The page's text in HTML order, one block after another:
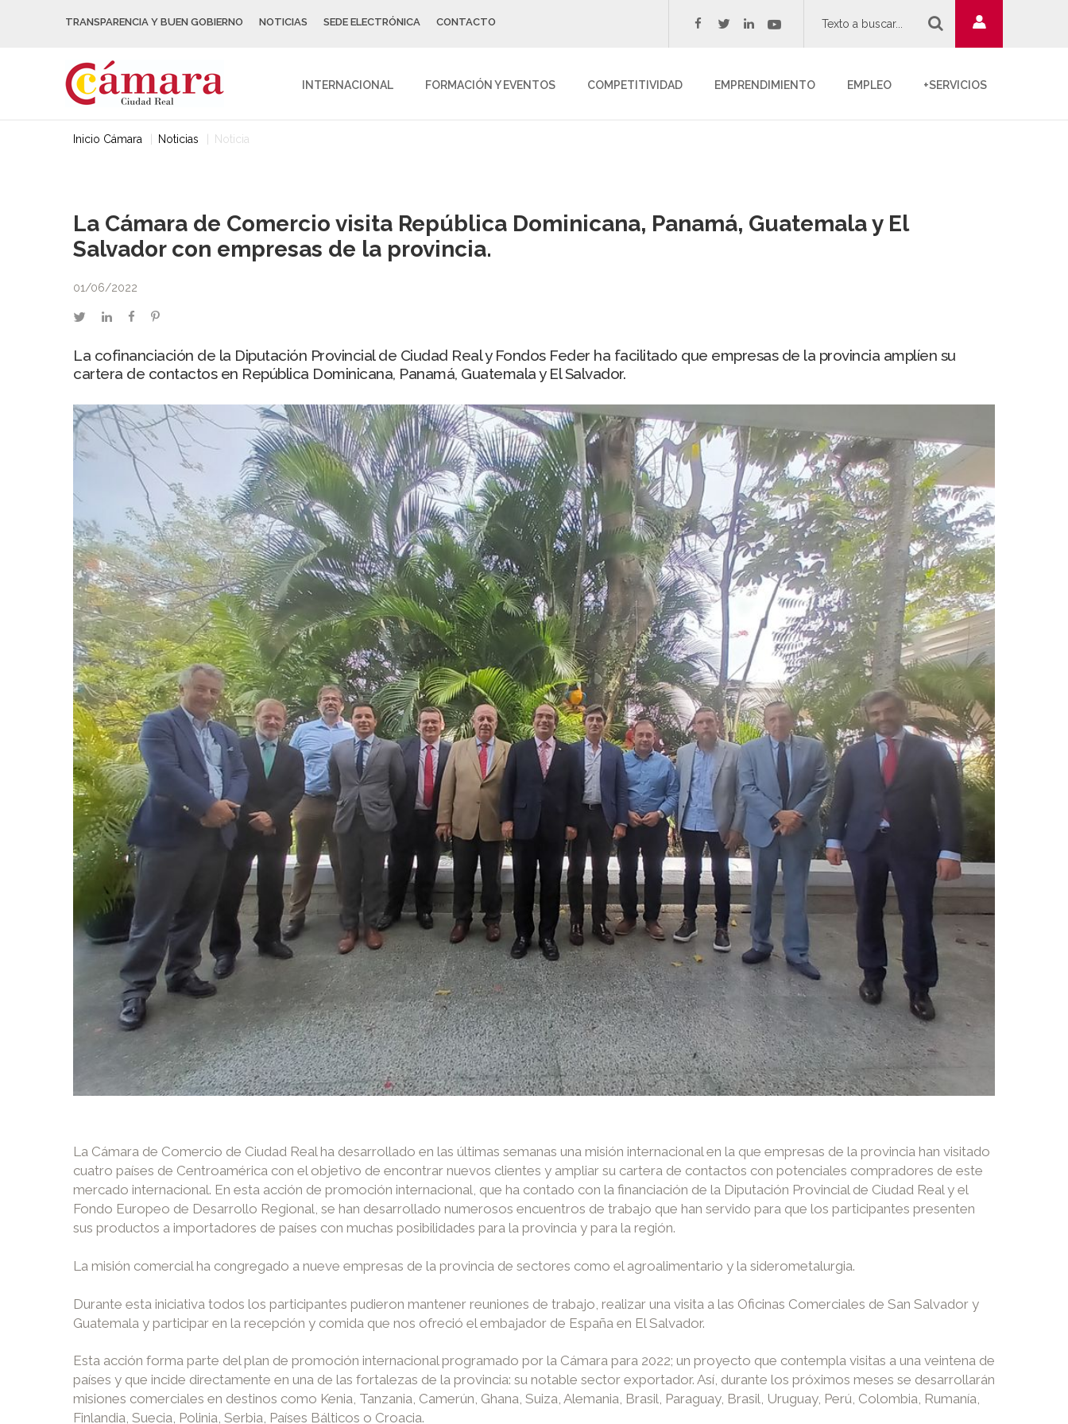
TRANSPARENCIA Y BUEN GOBIERNO NOTICIAS SEDE ELECTRÓNICA CONTACTO facebook
twitterlinkedinyoutube
INTERNACIONAL FORMACIÓN Y EVENTOS COMPETITIVIDAD EMPRENDIMIENTO EMPLEO +SERVICIOS
Inicio Cámara Noticias Noticia
La Cámara de Comercio visita República Dominicana, Panamá, Guatemala y El
Salvador con empresas de la provincia.
01/06/2022
twitterlinkedinfacebookpinterest
La cofinanciación de la Diputación Provincial de Ciudad Real y Fondos Feder ha facilitado que empresas de la provincia amplíen su
cartera de contactos en República Dominicana, Panamá, Guatemala y El Salvador.
La Cámara de Comercio de Ciudad Real ha desarrollado en las últimas semanas una misión internacional en la que empresas de la provincia han visitado
cuatro países de Centroamérica con el objetivo de encontrar nuevos clientes y ampliar su cartera de contactos con potenciales compradores de este
mercado internacional. En esta acción de promoción internacional, que ha contado con la financiación de la Diputación Provincial de Ciudad Real y el
Fondo Europeo de Desarrollo Regional, se han desarrollado numerosos encuentros de trabajo que han servido para que los participantes presenten
sus productos a importadores de países con muchas posibilidades para la provincia y para la región.
La misión comercial ha congregado a nueve empresas de la provincia de sectores como el agroalimentario y la siderometalurgia.
Durante esta iniciativa todos los participantes pudieron mantener reuniones de trabajo, realizar una visita a las Oficinas Comerciales de San Salvador y
Guatemala y participar en la recepción y comida que nos ofreció el embajador de España en El Salvador.
Esta acción forma parte del plan de promoción internacional programado por la Cámara para 2022; un proyecto que contempla visitas a una veintena de
países y que incide directamente en una de las fortalezas de la provincia: su notable sector exportador. Así, durante los próximos meses se desarrollarán
misiones comerciales en destinos como Kenia, Tanzania, Camerún, Ghana, Suiza, Alemania, Brasil, Paraguay, Brasil, Uruguay, Perú, Colombia, Rumanía,
Finlandia, Suecia, Polinia, Serbia, Países Bálticos o Croacia.